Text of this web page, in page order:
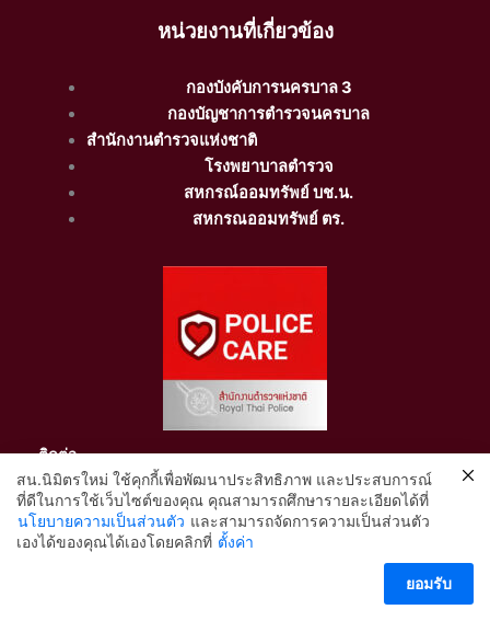
หน่วยงานที่เกี่ยวข้อง
กองบังคับการนครบาล 3
กองบัญชาการตำรวจนครบาล
สำนักงานตำรวจแห่งชาติ
โรงพยาบาลตำรวจ
สหกรณ์ออมทรัพย์ บช.น.
สหกรณออมทรัพย์ ตร.
ติดต่อ.
สถานีตำรวจนครบาลนิมิตรใหม่
เลขที่ 99 ซอยไมตรีจิต 2 ถนนไมตรีจิต แขวงสามวาตะวันออก
เขตคลองสามวา กรุงเทพมหานคร 10510
สน.นิมิตรใหม่ ใช้คุกกี้เพื่อพัฒนาประสิทธิภาพ และประสบการณ์
ที่ดีในการใช้เว็บไซต์ของคุณ คุณสามารถศึกษารายละเอียดได้ที่
นโยบายความเป็นส่วนตัว และสามารถจัดการความเป็นส่วนตัว
เองได้ของคุณได้เองโดยคลิกที่ ตั้งค่า
ยอมรับ